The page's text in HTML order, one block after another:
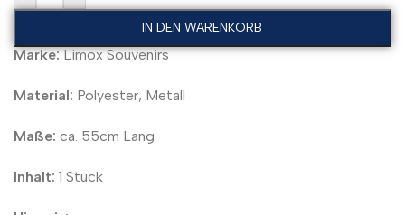
IN DEN WARENKORB
Marke:Limox Souvenirs
Material: Polyester, Metall
Maße: ca. 55cm Lang
Inhalt: 1 Stück